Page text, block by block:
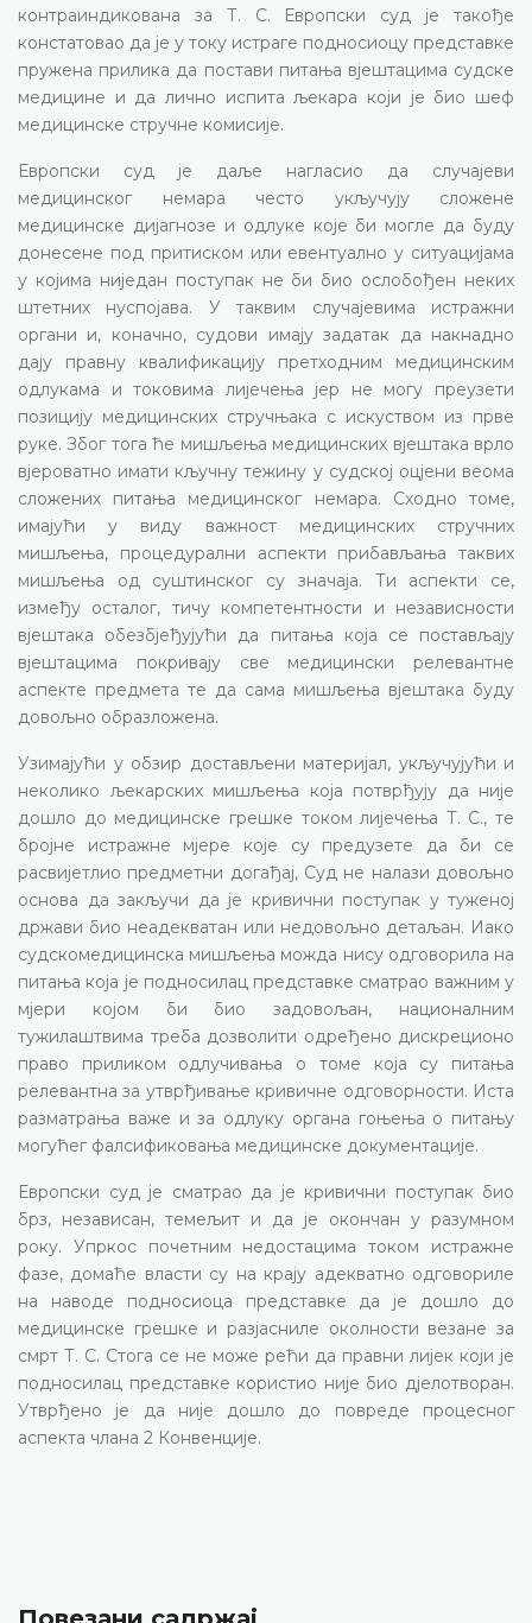
контраиндикована за Т. С. Европски суд је такође
констатовао да је у току истраге подносиоцу представке
пружена прилика да постави питања вјештацима судске
медицине и да лично испита љекара који је био шеф
медицинске стручне комисије.
Европски суд је даље нагласио да случајеви
медицинског немара често укључују сложене
медицинске дијагнозе и одлуке које би могле да буду
донесене под притиском или евентуално у ситуацијама
у којима ниједан поступак не би био ослобођен неких
штетних нуспојава. У таквим случајевима истражни
органи и, коначно, судови имају задатак да накнадно
дају правну квалификацију претходним медицинским
одлукама и токовима лијечења јер не могу преузети
позицију медицинских стручњака с искуством из прве
руке. Због тога ће мишљења медицинских вјештака врло
вјероватно имати кључну тежину у судској оцјени веома
сложених питања медицинског немара. Сходно томе,
имајући у виду важност медицинских стручних
мишљења, процедурални аспекти прибављања таквих
мишљења од суштинског су значаја. Ти аспекти се,
између осталог, тичу компетентности и независности
вјештака обезбјеђујући да питања која се постављају
вјештацима покривају све медицински релевантне
аспекте предмета те да сама мишљења вјештака буду
довољно образложена.
Узимајући у обзир достављени материјал, укључујући и
неколико љекарских мишљења која потврђују да није
дошло до медицинске грешке током лијечења Т. С., те
бројне истражне мјере које су предузете да би се
расвијетлио предметни догађај, Суд не налази довољно
основа да закључи да је кривични поступак у туженој
држави био неадекватан или недовољно детаљан. Иако
судскомедицинска мишљења можда нису одговорила на
питања која је подносилац представке сматрао важним у
мјери којом би био задовољан, националним
тужилаштвима треба дозволити одређено дискреционо
право приликом одлучивања о томе која су питања
релевантна за утврђивање кривичне одговорности. Иста
разматрања важе и за одлуку органа гоњења о питању
могућег фалсификовања медицинске документације.
Европски суд је сматрао да је кривични поступак био
брз, независан, темељит и да је окончан у разумном
року. Упркос почетним недостацима током истражне
фазе, домаће власти су на крају адекватно одговориле
на наводе подносиоца представке да је дошло до
медицинске грешке и разјасниле околности везане за
смрт Т. С. Стога се не може рећи да правни лијек који је
подносилац представке користио није био дјелотворан.
Утврђено је да није дошло до повреде процесног
аспекта члана 2 Конвенције.